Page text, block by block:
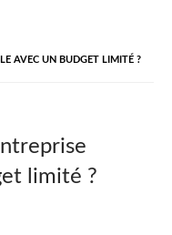
AVEC UN BUDGET LIMITÉ ?
limité ?